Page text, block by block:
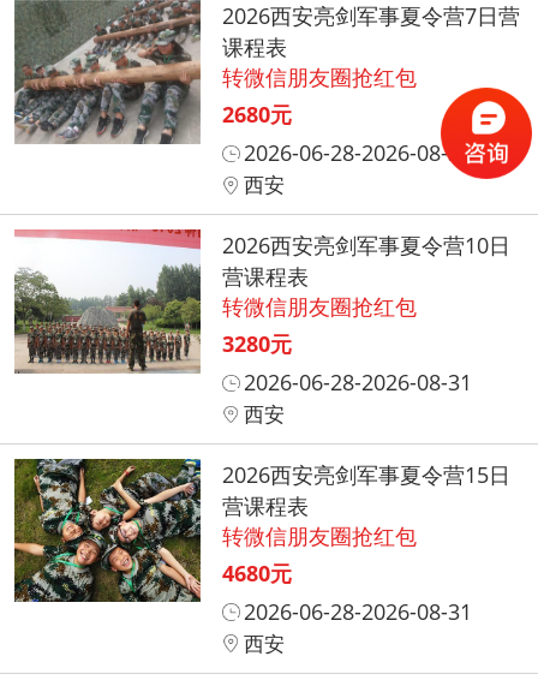
2026西安亮剑军事夏令营7日营
课程表
转微信朋友圈抢红包
2680元
2026-06-28-2026-08-31
西安
2026西安亮剑军事夏令营10日
营课程表
转微信朋友圈抢红包
3280元
2026-06-28-2026-08-31
西安
2026西安亮剑军事夏令营15日
营课程表
转微信朋友圈抢红包
4680元
2026-06-28-2026-08-31
西安